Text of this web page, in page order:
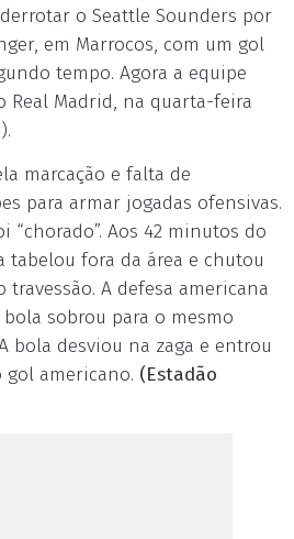
o Seattle Sounders por
em Marrocos, com um gol
tempo. Agora a equipe
Real Madrid, na quarta-feira
marcação e falta de
para armar jogadas ofensivas.
“chorado”. Aos 42 minutos do
tabelou fora da área e chutou
A defesa americana
sobrou para o mesmo
bola desviou na zaga e entrou
americano. (Estadão